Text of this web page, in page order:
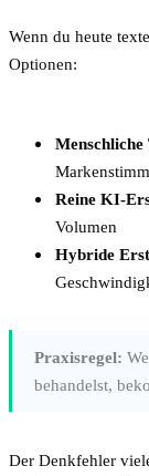
Wenn du heute
Optionen:
Reine KI-
Volumen
Hybride
Praxisregel:
behandelst,
Der Denkfehler